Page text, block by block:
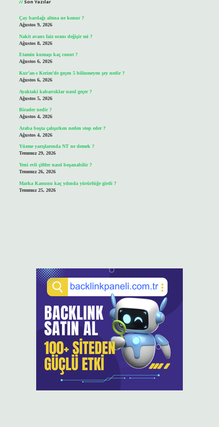
Son Yazılar
Çay bardağı altına ne konur ?
Ağustos 9, 2026
Nakit avans faiz oranı değişir mi ?
Ağustos 8, 2026
Etamin kumaşı kaç count ?
Ağustos 6, 2026
Kur’an-ı Kerim’de geçen 5 bilinmeyen şey nedir ?
Ağustos 6, 2026
Ayaktaki kabarcıklar nasıl geçer ?
Ağustos 5, 2026
Birader nedir ?
Ağustos 4, 2026
Araba boşta çalışırken neden stop eder ?
Ağustos 4, 2026
Yüzme yarışlarında NT ne demek ?
Temmuz 29, 2026
Yeni evli çiftler nasıl boşanabilir ?
Temmuz 26, 2026
Marka Kanunu kaç yılında yürürlüğe girdi ?
Temmuz 25, 2026